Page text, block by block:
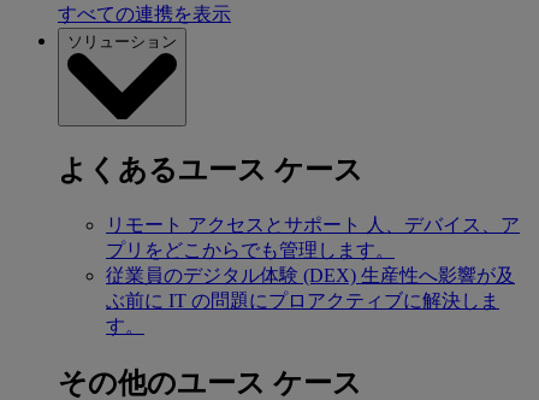
すべての連携を表示
ソリューション
よくあるユース ケース
リモート アクセスとサポート
人、デバイス、ア
プリをどこからでも管理します。
従業員のデジタル体験 (DEX) 生産性へ影響が及
ぶ前に IT の問題にプロアクティブに解決しま
す。
その他のユース ケース